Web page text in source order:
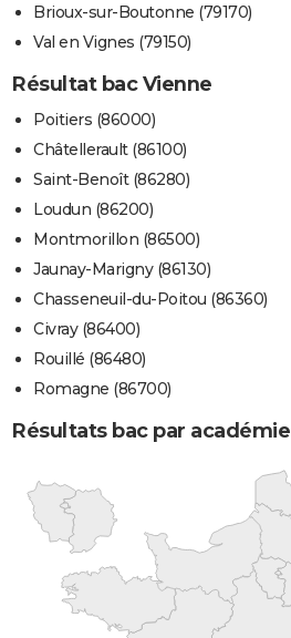
Brioux-sur-Boutonne (79170)
Val en Vignes (79150)
Résultat bac Vienne
Poitiers (86000)
Châtellerault (86100)
Saint-Benoît (86280)
Loudun (86200)
Montmorillon (86500)
Jaunay-Marigny (86130)
Chasseneuil-du-Poitou (86360)
Civray (86400)
Rouillé (86480)
Romagne (86700)
Résultats bac par académie